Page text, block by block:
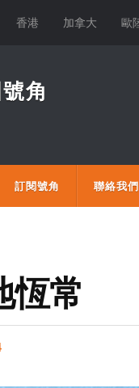
香港 加拿大 歐
角
訂閱號角 聯絡我們
恆常